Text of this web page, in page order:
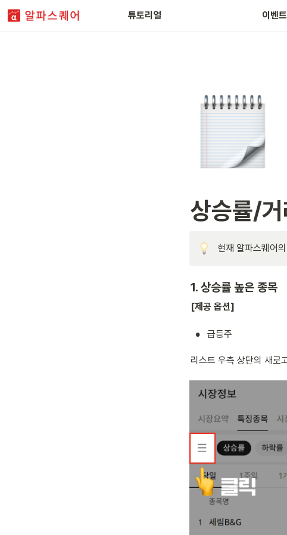
튜토리얼 이벤트
FAQ
상승률/거
현재 알파스퀘어
1. 상승률 높은 종목
[제공 옵션]
• 급등주
리스트 우측 상단의 새로